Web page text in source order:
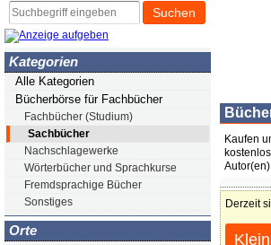
Suchen
Kategorien
Alle Kategorien
Bücherbörse für Fachbücher
Fachbücher (Studium)
Sachbücher
Nachschlagewerke
Wörterbücher und Sprachkurse
Fremdsprachige Bücher
Sonstiges
Orte
Kaufen
Derzeit